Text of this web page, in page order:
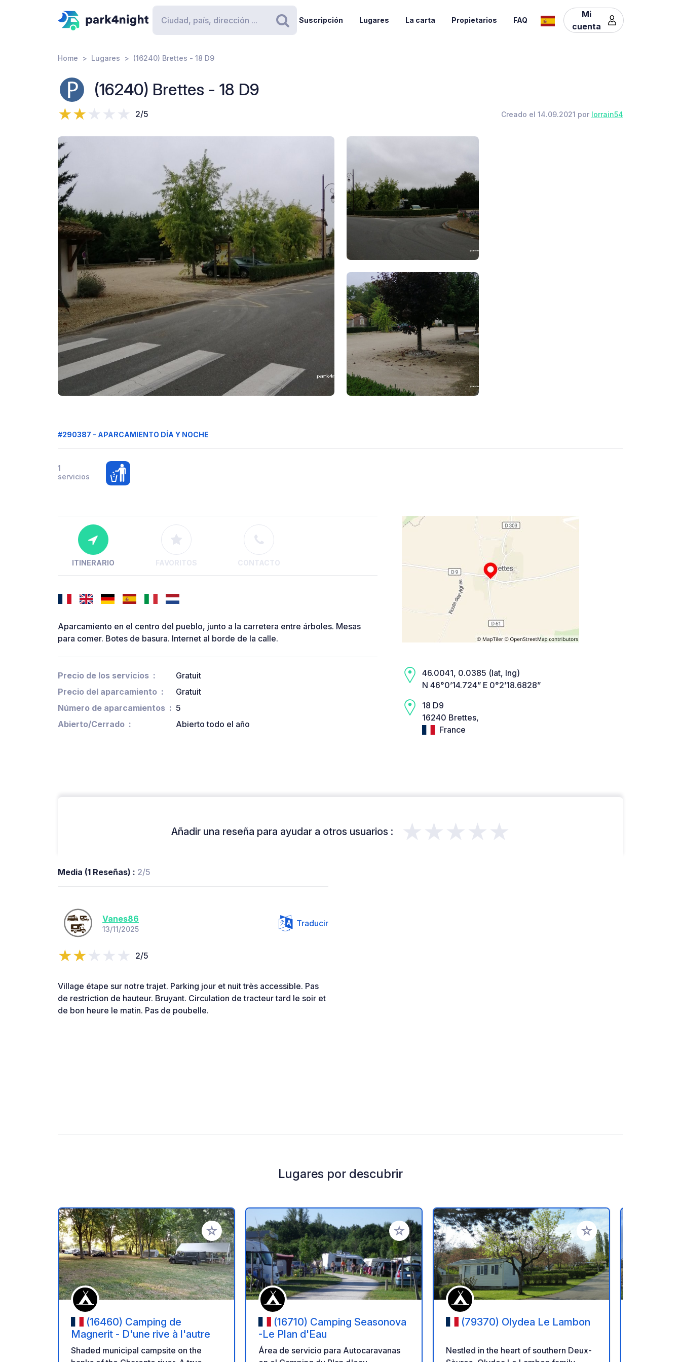
Buscar
Suscripción Lugares La carta Propietarios FAQ
Mi
cuenta
Home Lugares (16240) Brettes - 18 D9
(16240) Brettes - 18 D9
2/5 Creado el 14.09.2021 por lorrain54
#290387 - APARCAMIENTO DÍA Y NOCHE
1
servicios
ITINERARIO FAVORITOS CONTACTO
Aparcamiento en el centro del pueblo, junto a la carretera entre árboles. Mesas
para comer. Botes de basura. Internet al borde de la calle.
Precio de los servicios
Gratuit
Precio del aparcamiento
Gratuit
Número de aparcamientos
5
Abierto/Cerrado
Abierto todo el año
46.0041, 0.0385 (lat, lng)
N 46°0’14.724” E 0°2’18.6828”
18 D9
16240 Brettes,
France
Añadir una reseña para ayudar a otros usuarios : ★★★★★
Media (1 Reseñas) : 2/5
Vanes86
13/11/2025
Traducir
2/5
Village étape sur notre trajet. Parking jour et nuit très accessible. Pas
de restriction de hauteur. Bruyant. Circulation de tracteur tard le soir et
de bon heure le matin. Pas de poubelle.
Lugares por descubrir
Añadir a tus favoritos
(16460) Camping de
Magnerit - D'une rive à l'autre
Shaded municipal campsite on the
Añadir a tus favoritos
(16710) Camping Seasonova
-Le Plan d'Eau
Área de servicio para Autocaravanas
Añadir a tus favoritos
(79370) Olydea Le Lambon
Nestled in the heart of southern Deux-